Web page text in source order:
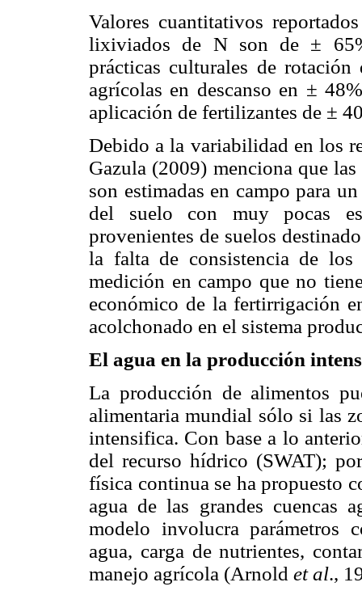
Valores cuantitativos
lixiviados de N son de ±
prácticas culturales de
agrícolas en descanso en ±
aplicación de fertilizantes de ±
Debido a la variabilidad en los
Gazula (2009) menciona que
son estimadas en campo para
del suelo con muy pocas
provenientes de suelos
la falta de consistencia de los
medición en campo que no
económico de la fertirrigación
acolchonado en el sistema
El agua en la producción
La producción de alimentos
alimentaria mundial sólo si las
intensifica. Con base a lo
del recurso hídrico (SWAT);
física continua se ha propuesto
agua de las grandes cuencas
modelo involucra parámetros
agua, carga de nutrientes,
manejo agrícola (Arnold et al.,